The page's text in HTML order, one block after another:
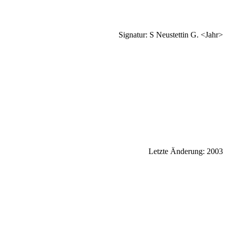
Signatur: S Neustettin G. <Jahr>
Letzte Änderung: 2003